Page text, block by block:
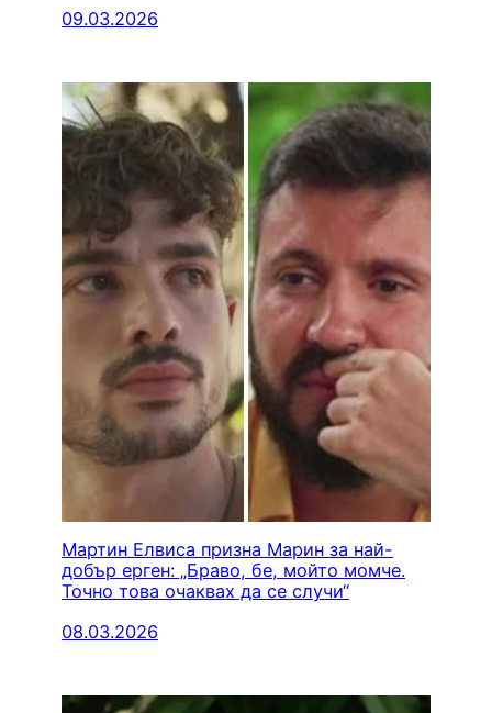
09.03.2026
Мартин Елвиса призна Марин за най-
добър ерген: „Браво, бе, мойто момче.
Точно това очаквах да се случи“
08.03.2026